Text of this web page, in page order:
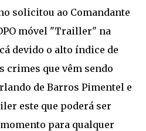
solicitou ao Comandante
móvel "Trailler" na
devido o alto índice de
crimes que vêm sendo
de Barros Pimentel e
este que poderá ser
para qualquer